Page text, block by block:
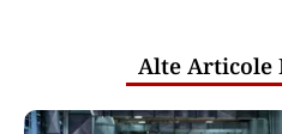
americane
Puterea Financiara